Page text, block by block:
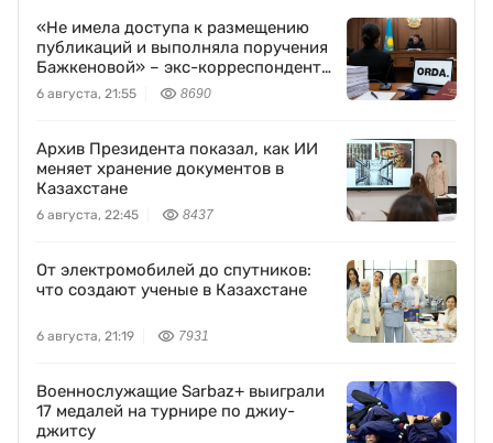
«Не имела доступа к размещению
публикаций и выполняла поручения
Бажкеновой» – экс-корреспондент
Orda.kz Дуйсенова
6 августа, 21:55 8690
Архив Президента показал, как ИИ
меняет хранение документов в
Казахстане
6 августа, 22:45 8437
От электромобилей до спутников:
что создают ученые в Казахстане
6 августа, 21:19 7931
Военнослужащие Sarbaz+ выиграли
17 медалей на турнире по джиу-
джитсу